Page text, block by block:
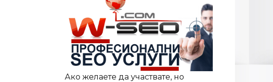
Ако желаете да участвате, но